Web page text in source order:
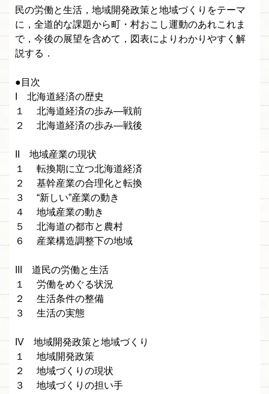
民の労働と生活，地域開発政策と地域づくりをテーマ
に，全道的な課題から町・村おこし運動のあれこれま
で，今後の展望を含めて，図表によりわかりやすく解
説する．
●目次
I 北海道経済の歴史
１ 北海道経済の歩み—戦前
２ 北海道経済の歩み—戦後
II 地域産業の現状
１ 転換期に立つ北海道経済
２ 基幹産業の合理化と転換
３ “新しい”産業の動き
４ 地域産業の動き
５ 北海道の都市と農村
６ 産業構造調整下の地域
III 道民の労働と生活
１ 労働をめぐる状況
２ 生活条件の整備
３ 生活の実態
IV 地域開発政策と地域づくり
１ 地域開発政策
２ 地域づくりの現状
３ 地域づくりの担い手